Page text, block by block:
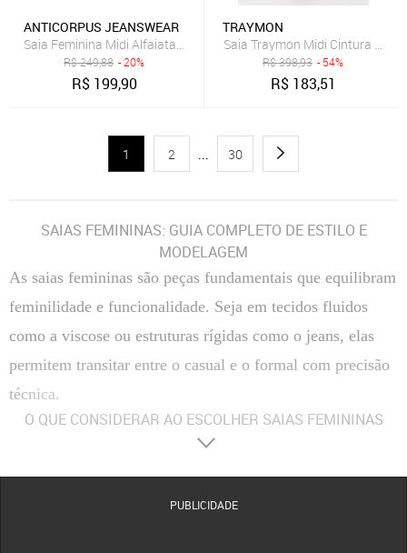
ANTICORPUS JEANSWEAR
Saia Feminina Midi Alfaiataria Amarração Bolso Cintura Alta
R$249,88 - 20%
R$ 199,90
TRAYMON
Saia Traymon Midi Cintura Alta
R$398,93 - 54%
R$ 183,51
1 2 ... 30
SAIAS FEMININAS: GUIA COMPLETO DE ESTILO E
MODELAGEM
As saias femininas são peças fundamentais que equilibram
feminilidade e funcionalidade. Seja em tecidos fluidos
como a viscose ou estruturas rígidas como o jeans, elas
permitem transitar entre o casual e o formal com precisão
técnica.
O QUE CONSIDERAR AO ESCOLHER SAIAS FEMININAS
A escolha entre fibras naturais, como algodão e viscose, ou
Tecidos com elastano proporcionam maior flexibilidade, enquanto o crepe oferece uma
PUBLICIDADE